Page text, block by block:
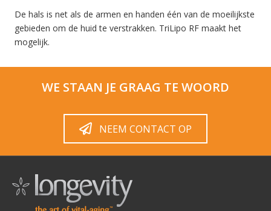
De hals is net als de armen en handen één van de moeilijkste
gebieden om de huid te verstrakken. TriLipo RF maakt het
mogelijk.
WE STAAN JE GRAAG TE WOORD
NEEM CONTACT OP